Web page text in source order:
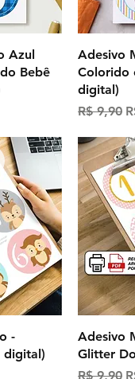
Azul
Bebê
Adesivo
Colorido
digital)
Preço
R$ 9,90
-
digital)
Adesivo
Glitter
Preço
R$ 9,90